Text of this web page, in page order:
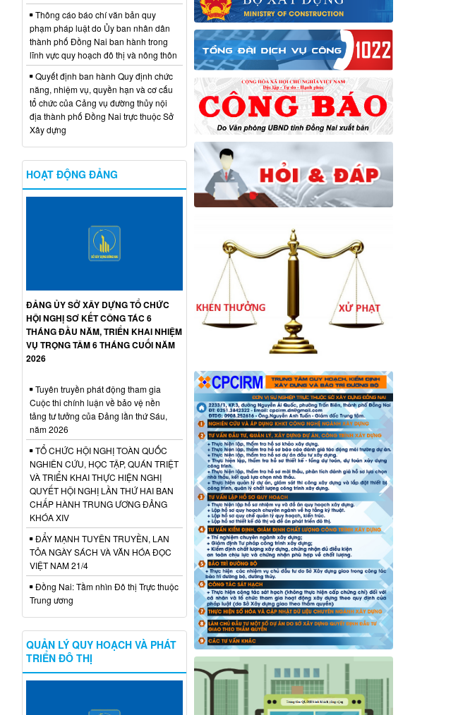
Thông cáo báo chí văn bản quy
phạm pháp luật do Ủy ban nhân dân
thành phố Đồng Nai ban hành trong
lĩnh vực quy hoạch đô thị và nông thôn
Quyết định ban hành Quy định chức
năng, nhiệm vụ, quyền hạn và cơ cấu
tổ chức của Cảng vụ đường thủy nội
địa thành phố Đồng Nai trực thuộc Sở
Xây dựng
HOẠT ĐỘNG ĐẢNG
ĐẢNG ỦY SỞ XÂY DỰNG TỔ CHỨC
HỘI NGHỊ SƠ KẾT CÔNG TÁC 6
THÁNG ĐẦU NĂM, TRIỂN KHAI NHIỆM
VỤ TRỌNG TÂM 6 THÁNG CUỐI NĂM
2026
Tuyên truyền phát động tham gia
Cuộc thi chính luận về bảo vệ nền
tảng tư tưởng của Đảng lần thứ Sáu,
năm 2026
TỔ CHỨC HỘI NGHỊ TOÀN QUỐC
NGHIÊN CỨU, HỌC TẬP, QUÁN TRIỆT
VÀ TRIỂN KHAI THỰC HIỆN NGHỊ
QUYẾT HỘI NGHỊ LẦN THỨ HAI BAN
CHẤP HÀNH TRUNG ƯƠNG ĐẢNG
KHÓA XIV
ĐẨY MẠNH TUYÊN TRUYỀN, LAN
TỎA NGÀY SÁCH VÀ VĂN HÓA ĐỌC
VIỆT NAM 21/4
Đồng Nai: Tầm nhìn Đô thị Trực thuộc
Trung ương
QUẢN LÝ QUY HOẠCH VÀ PHÁT
TRIỂN ĐÔ THỊ